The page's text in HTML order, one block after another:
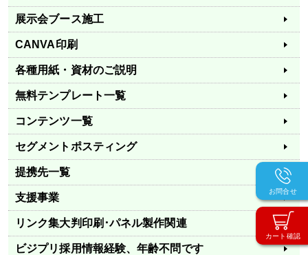
カート確認
お問合せ
展示会ブース施工
CANVA印刷
各種用紙・資材のご説明
無料テンプレート一覧
コンテンツ一覧
セグメントポスティング
提携先一覧
支援事業
リンク集大判印刷･パネル製作関連
ビジプリ採用情報経験、年齢不問です